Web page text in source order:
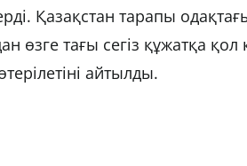
Қазақстан тарапы
өзге тағы сегіз құжатқа
айтылды.